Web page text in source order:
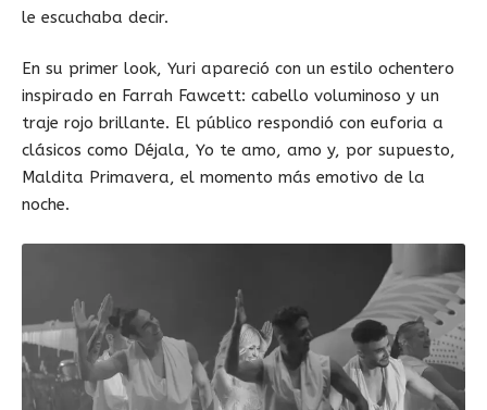
le escuchaba decir.
En su primer look, Yuri apareció con un estilo ochentero
inspirado en Farrah Fawcett: cabello voluminoso y un
traje rojo brillante. El público respondió con euforia a
clásicos como Déjala, Yo te amo, amo y, por supuesto,
Maldita Primavera, el momento más emotivo de la
noche.